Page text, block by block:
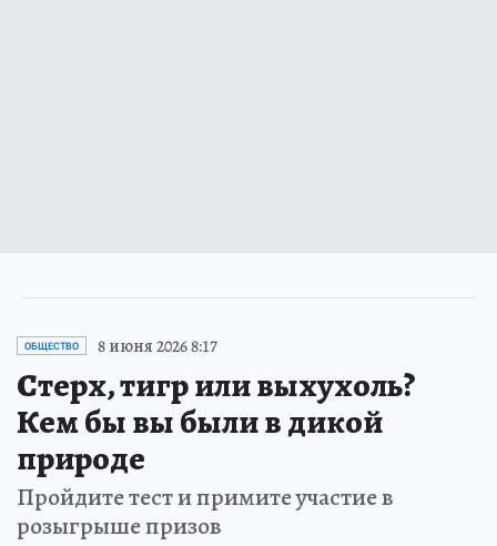
ОБЩЕСТВО 8 июня 2026 8:17
Стерх, тигр или выхухоль?
Кем бы вы были в дикой
природе
Пройдите тест и примите участие в
розыгрыше призов